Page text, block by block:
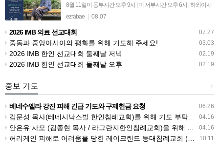
8월 11일미 동부시간 오후 9시 | 미 서부시간 오후 6시 | 하와이시
간 오후 3시마음의 변화를 위해 기도하십시오아시아·태평양 지
ezrabae 08.07
07.27
2026 IMB 의료 선교대회
03.03
중동과 중앙아시아의 평화를 위해 기도해 주세요!
02.19
2026 IMB 한인 선교대회 둘째날 저녁
02.19
2026 IMB 한인 선교대회 둘째날 오후
+
중보 기도
06.26
베네수엘라 강진 피해 긴급 기도와 구제헌금 요청
04.16
김문성 목사(테네시낙스빌 한인침례교회)를 위해 기도 부탁드립니다.
04.16
안은유 사모 (김종현 목사 / 라그란지한인침례교회)을 위해 기도 부탁드립니다
10.11
허리케인 피해로 어려움을 당한 레이크랜드 등대침례교회 (전종식목사)를 위해 기도 부탁드립니다.